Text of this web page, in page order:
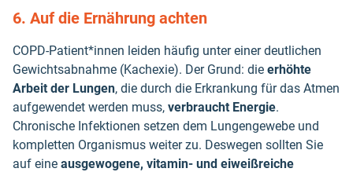
6. Auf die Ernährung achten
COPD-Patient*innen leiden häufig unter einer deutlichen
Gewichtsabnahme (Kachexie). Der Grund: die erhöhte
Arbeit der Lungen, die durch die Erkrankung für das Atmen
aufgewendet werden muss, verbraucht Energie.
Chronische Infektionen setzen dem Lungengewebe und
kompletten Organismus weiter zu. Deswegen sollten Sie
auf eine ausgewogene, vitamin- und eiweißreiche